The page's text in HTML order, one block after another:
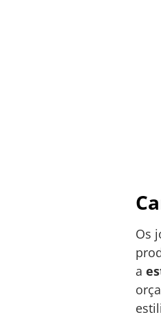
Os
a